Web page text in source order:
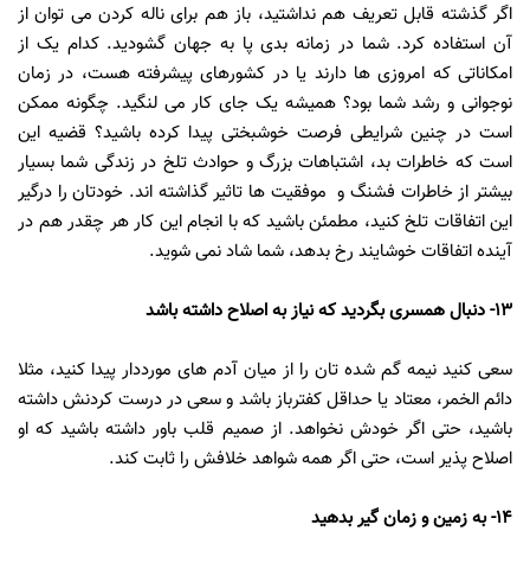
اگر گذشته قابل تعریف هم نداشتید، باز هم برای ناله کردن می توان از
آن استفاده کرد. شما در زمانه بدی پا به جهان گشودید. کدام یک از
امکاناتی که امروزی ها دارند یا در کشورهای پیشرفته هست، در زمان
نوجوانی و رشد شما بود؟ همیشه یک جای کار می لنگید. چگونه ممکن
است در چنین شرایطی فرصت خوشبختی پیدا کرده باشید؟ قضیه این
است که خاطرات بد، اشتباهات بزرگ و حوادث تلخ در زندگی شما بسیار
بیشتر از خاطرات فشنگ و موفقیت ها تاثیر گذاشته اند. خودتان را درگیر
این اتفاقات تلخ کنید، مطمئن باشید که با انجام این کار هر چقدر هم در
آینده اتفاقات خوشایند رخ بدهد، شما شاد نمی شوید.
13- دنبال همسری بگردید که نیاز به اصلاح داشته باشد
سعی کنید نیمه گم شده تان را از میان آدم های مورددار پیدا کنید، مثلا
دائم الخمر، معتاد یا حداقل کفترباز باشد و سعی در درست کردنش داشته
باشید، حتی اگر خودش نخواهد. از صمیم قلب باور داشته باشید که او
اصلاح پذیر است، حتی اگر همه شواهد خلافش را ثابت کند.
14- به زمین و زمان گیر بدهید